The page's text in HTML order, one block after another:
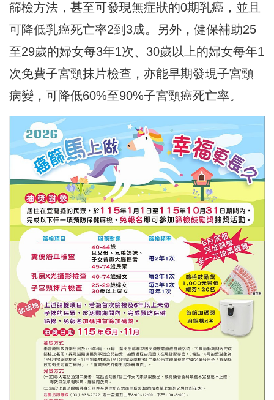
篩檢方法，甚至可發現無症狀的0期乳癌，並且
可降低乳癌死亡率2到3成。另外，健保補助25
至29歲的婦女每3年1次、30歲以上的婦女每年1
次免費子宮頸抹片檢查，亦能早期發現子宮頸
病變，可降低60%至90%子宮頸癌死亡率。